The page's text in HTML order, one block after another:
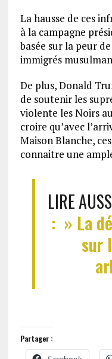
La hausse de ces
à la campagne
basée sur la peur
immigrés
De plus, Donald
de soutenir les
violente les Noirs
croire qu’avec
Maison Blanche,
connaitre une
LIRE
: » La
sur
Partager :